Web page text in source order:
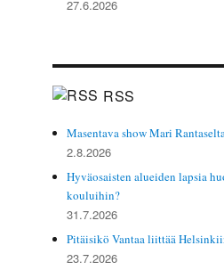
27.6.2026
RSS
Masentava show Mari
2.8.2026
Hyväosaisten alueiden lapsia
kouluihin?
31.7.2026
Pitäisikö Vantaa liittää
23.7.2026